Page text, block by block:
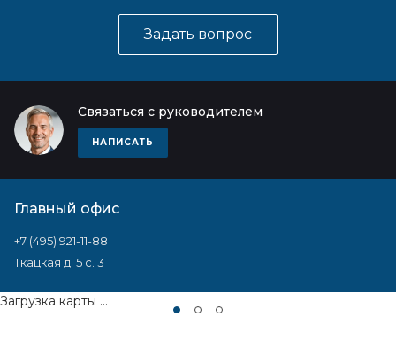
Задать вопрос
Связаться с руководителем
НАПИСАТЬ
Главный офис
+7 (495) 921-11-88
Ткацкая д. 5 с. 3
Загрузка карты ...